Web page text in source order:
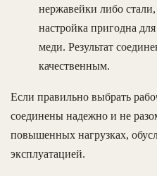
нержавейки либо
настройка пригодна
меди. Результат
качественным.
Если правильно выбрать
соединены надежно и не
повышенных нагрузках,
эксплуатацией.